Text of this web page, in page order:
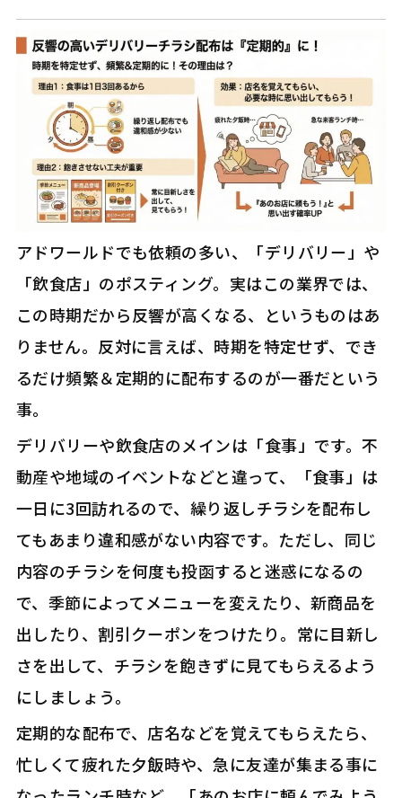
アドワールドでも依頼の多い、「デリバリー」や
「飲食店」のポスティング。実はこの業界では、
この時期だから反響が高くなる、というものはあ
りません。反対に言えば、時期を特定せず、でき
るだけ頻繁＆定期的に配布するのが一番だという
事。
デリバリーや飲食店のメインは「食事」です。不
動産や地域のイベントなどと違って、「食事」は
一日に3回訪れるので、繰り返しチラシを配布し
てもあまり違和感がない内容です。ただし、同じ
内容のチラシを何度も投函すると迷惑になるの
で、季節によってメニューを変えたり、新商品を
出したり、割引クーポンをつけたり。常に目新し
さを出して、チラシを飽きずに見てもらえるよう
にしましょう。
定期的な配布で、店名などを覚えてもらえたら、
忙しくて疲れた夕飯時や、急に友達が集まる事に